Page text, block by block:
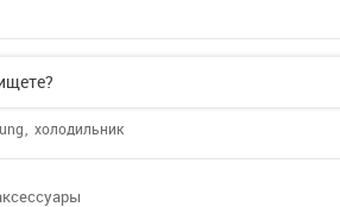
холодильник